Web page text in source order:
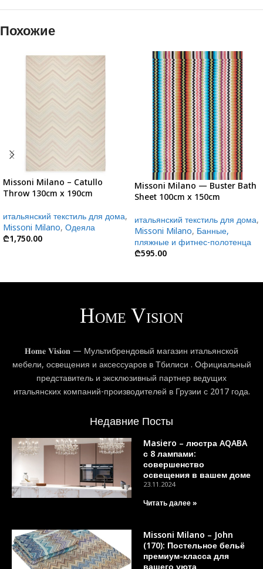
Похожие
Missoni Milano – Catullo
Throw 130cm x 190cm
итальянский текстиль для дома,
Missoni Milano, Одеяла
₾1,750.00
Missoni Milano — Buster Bath
Sheet 100cm x 150cm
итальянский текстиль для дома,
Missoni Milano, Банные,
пляжные и фитнес-полотенца
₾595.00
𝐇𝐨𝐦𝐞 𝐕𝐢𝐬𝐢𝐨𝐧 — Мультибрендовый магазин итальянской
мебели, освещения и аксессуаров в Тбилиси . Официальный
представитель и эксклюзивный партнер ведущих
итальянских компаний-производителей в Грузии с 2017 года.
Недавние Посты
Masiero – люстра AQABA
с 8 лампами:
совершенство
освещения в вашем доме
23.11.2024
Читать далее »
Missoni Milano – John
(170): Постельное бельё
премиум-класса для
вашего уюта